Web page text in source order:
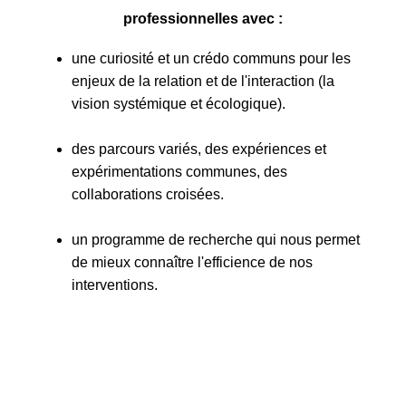
professionnelles avec :
une curiosité et un crédo communs pour les
enjeux de la relation et de l'interaction (la
vision systémique et écologique).
des parcours variés, des expériences et
expérimentations communes, des
collaborations croisées.
un programme de recherche qui nous permet
de mieux connaître l'efficience de nos
interventions.